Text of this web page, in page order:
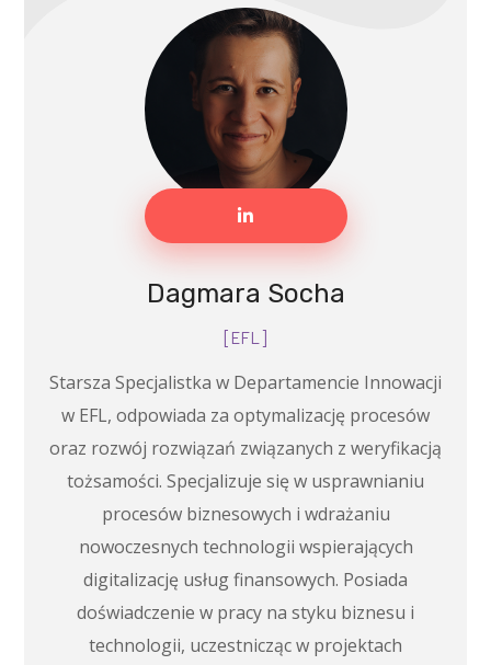
Dagmara Socha
[EFL]
Starsza Specjalistka w Departamencie Innowacji
w EFL, odpowiada za optymalizację procesów
oraz rozwój rozwiązań związanych z weryfikacją
tożsamości. Specjalizuje się w usprawnianiu
procesów biznesowych i wdrażaniu
nowoczesnych technologii wspierających
digitalizację usług finansowych. Posiada
doświadczenie w pracy na styku biznesu i
technologii, uczestnicząc w projektach